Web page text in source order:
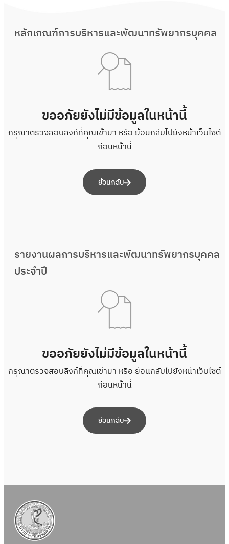
หลักเกณฑ์การบริหารและพัฒนาทรัพยากรบุคคล
ขออภัยยังไม่มีข้อมูลในหน้านี้
กรุณาตรวจสอบลิงก์ที่คุณเข้ามา หรือ ย้อนกลับไปยังหน้าเว็บไซต์
ก่อนหน้านี้
ย้อนกลับ
รายงานผลการบริหารและพัฒนาทรัพยากรบุคคล
ประจำปี
ขออภัยยังไม่มีข้อมูลในหน้านี้
กรุณาตรวจสอบลิงก์ที่คุณเข้ามา หรือ ย้อนกลับไปยังหน้าเว็บไซต์
ก่อนหน้านี้
ย้อนกลับ